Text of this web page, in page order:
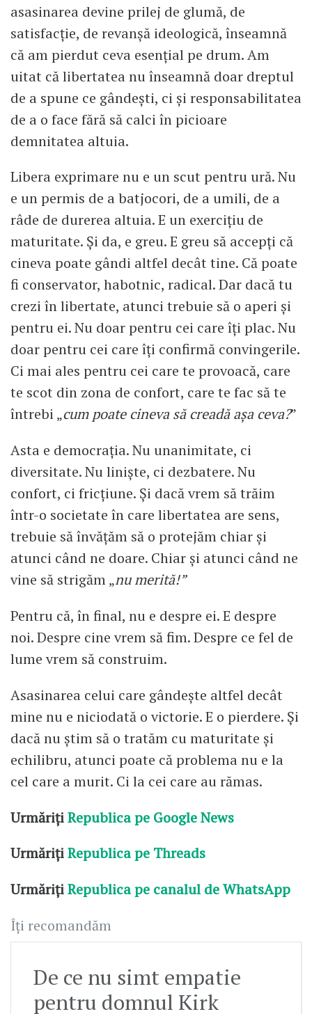
asasinarea devine prilej de glumă, de
satisfacție, de revanșă ideologică, înseamnă
că am pierdut ceva esențial pe drum. Am
uitat că libertatea nu înseamnă doar dreptul
de a spune ce gândești, ci și responsabilitatea
de a o face fără să calci în picioare
demnitatea altuia.
Libera exprimare nu e un scut pentru ură. Nu
e un permis de a batjocori, de a umili, de a
râde de durerea altuia. E un exercițiu de
maturitate. Și da, e greu. E greu să accepți că
cineva poate gândi altfel decât tine. Că poate
fi conservator, habotnic, radical. Dar dacă tu
crezi în libertate, atunci trebuie să o aperi și
pentru ei. Nu doar pentru cei care îți plac. Nu
doar pentru cei care îți confirmă convingerile.
Ci mai ales pentru cei care te provoacă, care
te scot din zona de confort, care te fac să te
întrebi „cum poate cineva să creadă așa ceva?”
Asta e democrația. Nu unanimitate, ci
diversitate. Nu liniște, ci dezbatere. Nu
confort, ci fricțiune. Și dacă vrem să trăim
într-o societate în care libertatea are sens,
trebuie să învățăm să o protejăm chiar și
atunci când ne doare. Chiar și atunci când ne
vine să strigăm „nu merită!”
Pentru că, în final, nu e despre ei. E despre
noi. Despre cine vrem să fim. Despre ce fel de
lume vrem să construim.
Asasinarea celui care gândește altfel decât
mine nu e niciodată o victorie. E o pierdere. Și
dacă nu știm să o tratăm cu maturitate și
echilibru, atunci poate că problema nu e la
cel care a murit. Ci la cei care au rămas.
UrmărițiRepublica pe Google News
UrmărițiRepublica pe Threads
UrmărițiRepublica pe canalul de WhatsApp
Îți recomandăm
De ce nu simt empatie
pentru domnul Kirk